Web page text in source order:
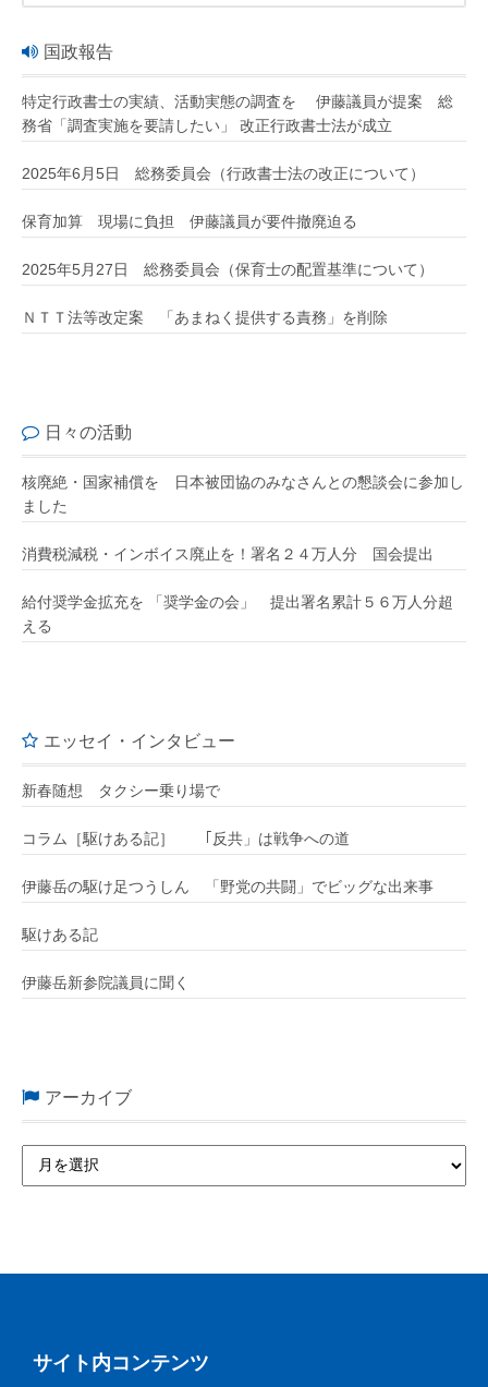
国政報告
特定行政書士の実績、活動実態の調査を 伊藤議員が提案 総
務省「調査実施を要請したい」 改正行政書士法が成立
2025年6月5日 総務委員会（行政書士法の改正について）
保育加算 現場に負担 伊藤議員が要件撤廃迫る
2025年5月27日 総務委員会（保育士の配置基準について）
ＮＴＴ法等改定案 「あまねく提供する責務」を削除
日々の活動
核廃絶・国家補償を 日本被団協のみなさんとの懇談会に参加し
ました
消費税減税・インボイス廃止を！署名２４万人分 国会提出
給付奨学金拡充を 「奨学金の会」 提出署名累計５６万人分超
える
エッセイ・インタビュー
新春随想 タクシー乗り場で
コラム［駆けある記］ ｢反共」は戦争への道
伊藤岳の駆け足つうしん 「野党の共闘」でビッグな出来事
駆けある記
伊藤岳新参院議員に聞く
アーカイブ
サイト内コンテンツ